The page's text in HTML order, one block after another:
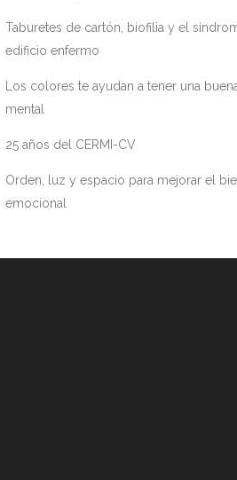
Taburetes de cartón, biofilia y el
edificio enfermo
Los colores te ayudan a tener una
mental
25 años del CERMI-CV
Orden, luz y espacio para mejorar el
emocional